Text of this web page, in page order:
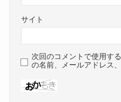
サイト
次回のコメントで使用す
の名前、メールアドレス